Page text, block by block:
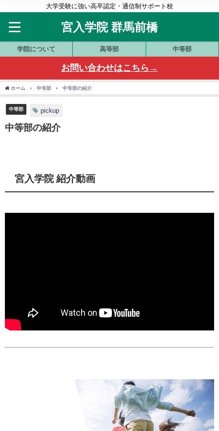
大学受験に強い高卒認定・通信制サポート校
宮入学院 群馬前橋
学院について 高等部 中等部
お問い合わせはこちら→
ホーム 中等部 中等部の紹介
中等部 pickup
中等部の紹介
宮入学院 紹介動画